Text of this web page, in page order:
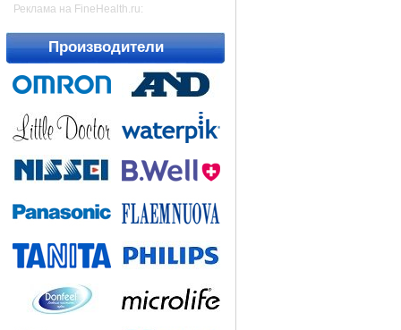
Реклама на FineHealth.ru:
Производители